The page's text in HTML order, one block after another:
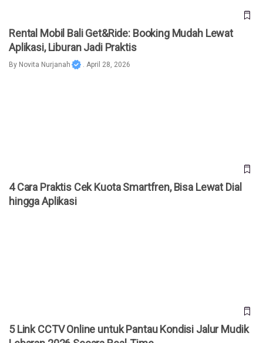
Rental Mobil Bali Get&Ride: Booking Mudah Lewat
Aplikasi, Liburan Jadi Praktis
By Novita Nurjanah . April 28, 2026
4 Cara Praktis Cek Kuota Smartfren, Bisa Lewat Dial
hingga Aplikasi
5 Link CCTV Online untuk Pantau Kondisi Jalur Mudik